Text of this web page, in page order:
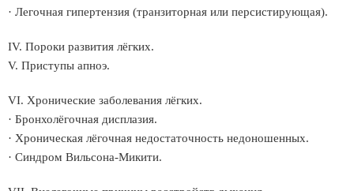
· Легочная гипертензия (транзиторная или персистирующая).
IV. Пороки развития лёгких.
V. Приступы апноэ.
VI. Хронические заболевания лёгких.
· Бронхолёгочная дисплазия.
· Хроническая лёгочная недостаточность недоношенных.
· Синдром Вильсона-Микити.